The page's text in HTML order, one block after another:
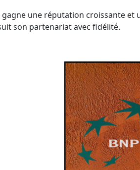
une réputation croissante
son partenariat avec fidélité.